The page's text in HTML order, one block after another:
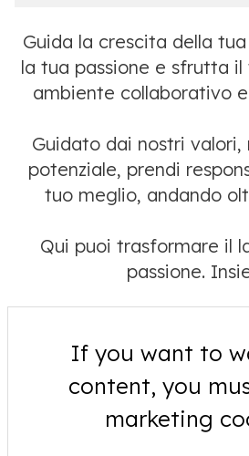
Guida la crescita della
la tua passione e sfrutta
ambiente collaborativo
Guidato dai nostri
potenziale, prendi
tuo meglio, andando
Qui puoi trasformare il
passione.
If you want to
content, you
marketing